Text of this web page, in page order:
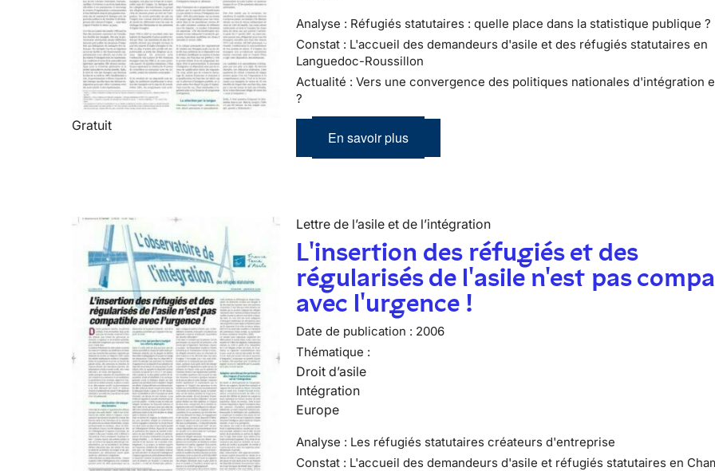
Gratuit
Analyse : Réfugiés statutaires : quelle place dans la statistique publique ?
Constat : L'accueil des demandeurs d'asile et des réfugiés statutaires en
Languedoc-Roussillon
Actualité : Vers une convergence des politiques nationales d'intégration
?
En savoir plus
Lettre de l’asile et de l’intégration
L'insertion des réfugiés et des
régularisés de l'asile n'est pas
avec l'urgence !
Date de publication : 2006
Thématique :
Droit d’asile
Intégration
Europe
Analyse : Les réfugiés statutaires créateurs d'entreprise
Constat : L'accueil des demandeurs d'asile et réfugiés statutaires en